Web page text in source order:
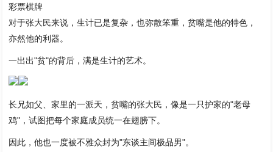
彩票棋牌
对于张大民来说，生计已是复杂，也弥散笨重，贫嘴是他的特色，
亦然他的利器。
一出出"贫"的背后，满是生计的艺术。
长兄如父、家里的一派天，贫嘴的张大民，像是一只护家的"老母
鸡"，试图把每个家庭成员统一在翅膀下。
因此，他也一度被不雅众封为"东谈主间极品男"。